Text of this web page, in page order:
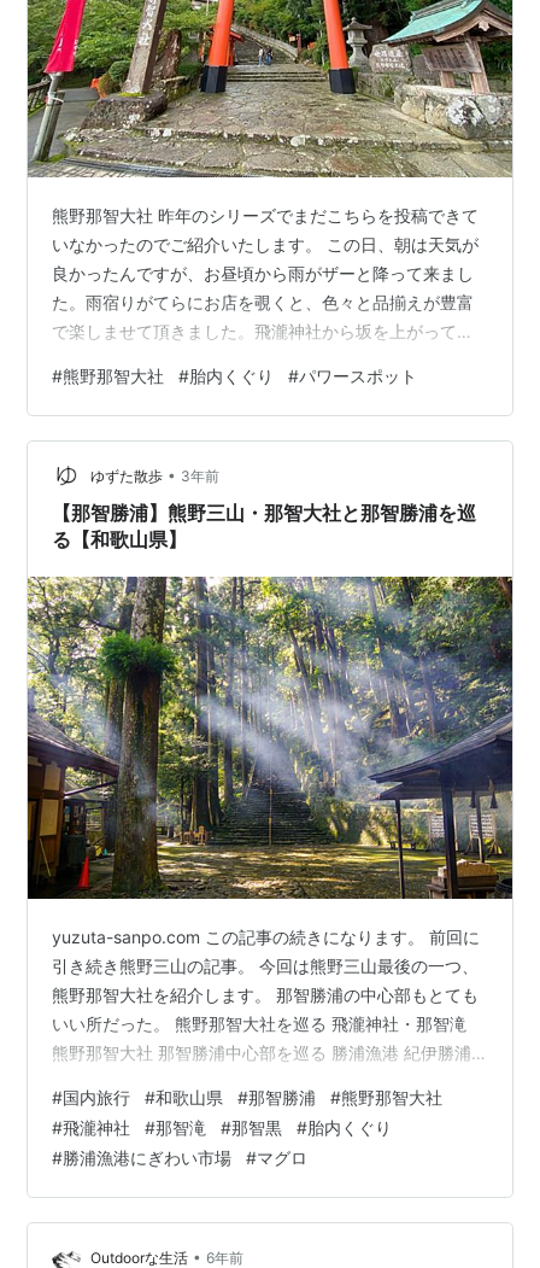
熊野那智大社 昨年のシリーズでまだこちらを投稿できて
いなかったのでご紹介いたします。 この日、朝は天気が
良かったんですが、お昼頃から雨がザーと降って来まし
た。雨宿りがてらにお店を覗くと、色々と品揃えが豊富
で楽しませて頂きました。飛瀧神社から坂を上がって行
す。 坂道が多い中、ようやく到着。こちらは参道にいた
鹿たちが道を開けて公園の方へ移動してくれました。 一
の鳥居からはこれまた上り階段(;''∀'') タツノオトシゴみ
たいな龍さん 振り返ると結構な高さまで来ました。境内
はそこそこ広い。（写真がないじゃん）とお気付きの
方。そうです。写真がありません…
#熊野那智大社 #胎内くぐり #パワースポット
ゆずた散歩 • 3年前
【那智勝浦】熊野三山・那智大社と那智勝浦を巡
る【和歌山県】
yuzuta-sanpo.com この記事の続きになります。 前回に
引き続き熊野三山の記事。 今回は熊野三山最後の一つ、
熊野那智大社を紹介します。 那智勝浦の中心部もとても
いい所だった。 熊野那智大社を巡る 飛瀧神社・那智滝
熊野那智大社 那智勝浦中心部を巡る 勝浦漁港 紀伊勝浦
大社を巡る 飛瀧神社・那智滝 それでは早速那智大社へと
言いたいところだが、まずは熊野那智大社の別宮である
「飛瀧(ひろう)神社」へ。 森の中にあるような感じで、
雰囲気がとてもいい。 飛瀧神社へ 飛瀧神社には世界遺産
である「那智(の)滝」があり、立派な石碑が立っている。
…
#国内旅行 #和歌山県 #那智勝浦 #熊野那智大社
#飛瀧神社 #那智滝 #那智黒 #胎内くぐり
#勝浦漁港にぎわい市場 #マグロ
Outdoorな生活 • 6年前